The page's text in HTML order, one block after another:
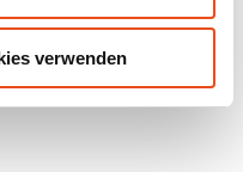
verwenden